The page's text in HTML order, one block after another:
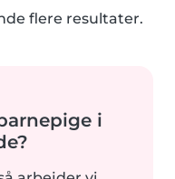
flere resultater.
i